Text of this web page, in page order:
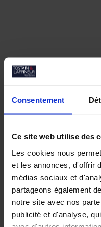
Consentement
Ce site web utilise des
Les cookies nous
et les annonces, d'offrir
médias sociaux et
partageons également
notre site avec nos
publicité et d'analyse,
Nos biens